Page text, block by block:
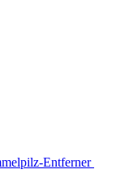
Entferner